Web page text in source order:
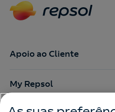
Apoio ao Cliente
My Repsol